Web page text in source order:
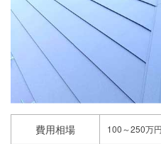
費用相場 100～250万円